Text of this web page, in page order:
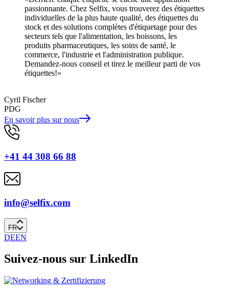
passionnante. Chez Selfix, vous trouverez des étiquettes
individuelles de la plus haute qualité, des étiquettes du
stock et des solutions complètes d'étiquetage pour des
secteurs tels que l'alimentation, les boissons, les
produits pharmaceutiques, les soins de santé, le
commerce, l'industrie et l'administration publique.
Demandez-nous conseil et tirez le meilleur parti de vos
étiquettes!»
Cyril Fischer
PDG
En savoir plus sur nous
+41 44 308 66 88
info@selfix.com
FR
DEEN
Suivez-nous sur LinkedIn